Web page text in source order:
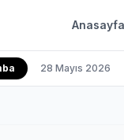
Anasayfa
28 Mayıs 2026